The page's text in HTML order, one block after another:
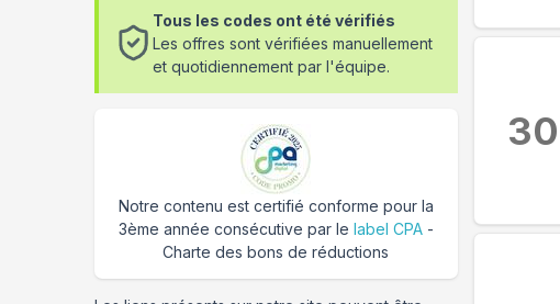
30
Tous les codes ont été vérifiés
Les offres sont vérifiées manuellement
et quotidiennement par l'équipe.
Notre contenu est certifié conforme pour la
3ème année consécutive par le label CPA-
Charte des bons de réductions